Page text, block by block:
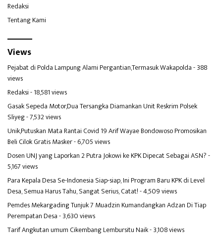
Redaksi
Tentang Kami
Views
Pejabat di Polda Lampung Alami Pergantian,Termasuk Wakapolda- 388
views
Redaksi- 18,581 views
Gasak Sepeda Motor,Dua Tersangka Diamankan Unit Reskrim Polsek
Sliyeg- 7,532 views
Unik,Putuskan Mata Rantai Covid 19 Arif Wayae Bondowoso Promosikan
Beli Cilok Gratis Masker- 6,705 views
Dosen UNJ yang Laporkan 2 Putra Jokowi ke KPK Dipecat Sebagai ASN?-
5,167 views
Para Kepala Desa Se-Indonesia Siap-siap, Ini Program Baru KPK di Level
Desa, Semua Harus Tahu, Sangat Serius, Catat!- 4,509 views
Pemdes Mekargading Tunjuk 7 Muadzin Kumandangkan Adzan Di Tiap
Perempatan Desa- 3,630 views
Tarif Angkutan umum Cikembang Lembursitu Naik- 3,108 views